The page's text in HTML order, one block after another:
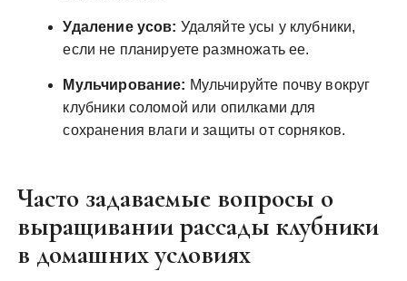
Удаление усов: Удаляйте усы у клубники,
если не планируете размножать ее.
Мульчирование: Мульчируйте почву вокруг
клубники соломой или опилками для
сохранения влаги и защиты от сорняков.
Часто задаваемые вопросы о
выращивании рассады клубники
в домашних условиях